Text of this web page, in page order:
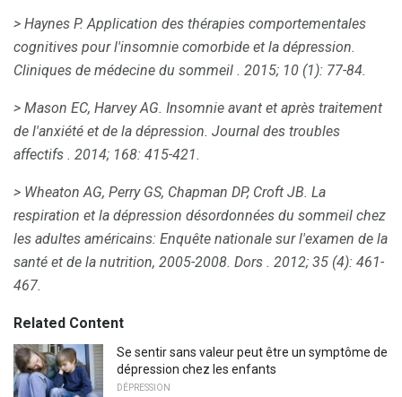
> Haynes P. Application des thérapies comportementales
cognitives pour l'insomnie comorbide et la dépression.
Cliniques de médecine du sommeil . 2015; 10 (1): 77-84.
> Mason EC, Harvey AG. Insomnie avant et après traitement
de l'anxiété et de la dépression. Journal des troubles
affectifs . 2014; 168: 415-421.
> Wheaton AG, Perry GS, Chapman DP, Croft JB. La
respiration et la dépression désordonnées du sommeil chez
les adultes américains: Enquête nationale sur l'examen de la
santé et de la nutrition, 2005-2008. Dors . 2012; 35 (4): 461-
467.
Related Content
Se sentir sans valeur peut être un symptôme de
dépression chez les enfants
DÉPRESSION